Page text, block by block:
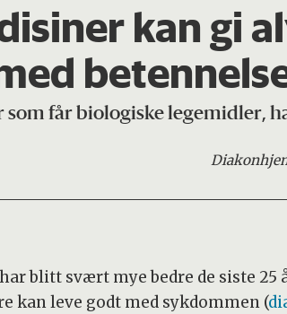
kan gi
som får biologiske legemidler,
blitt svært mye bedre de siste
kan leve godt med sykdommen (